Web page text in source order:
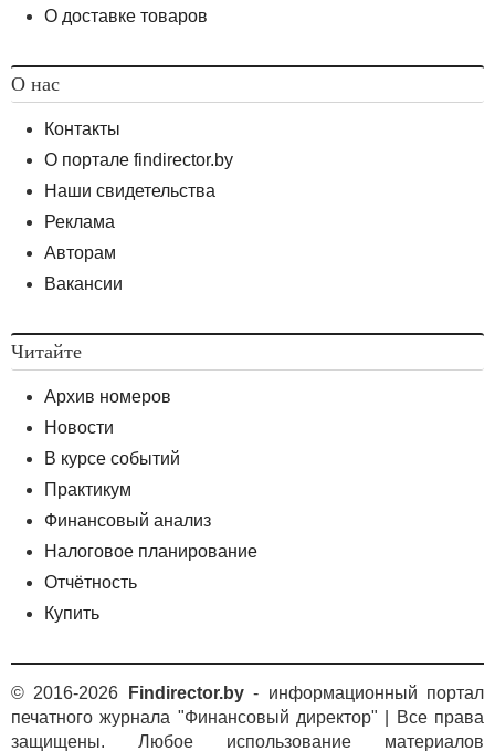
О доставке товаров
О нас
Контакты
О портале findirector.by
Наши свидетельства
Реклама
Авторам
Вакансии
Читайте
Архив номеров
Новости
В курсе событий
Практикум
Финансовый анализ
Налоговое планирование
Отчётность
Купить
© 2016-2026 Findirector.by- информационный портал
печатного журнала "Финансовый директор" | Все права
защищены. Любое использование материалов